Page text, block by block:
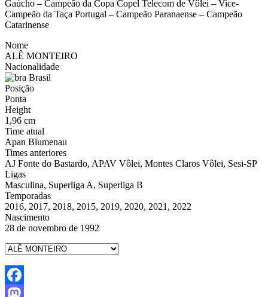
Gaúcho – Campeão da Copa Copel Telecom de Vôlei – Vice-
Campeão da Taça Portugal – Campeão Paranaense – Campeão
Catarinense
Nome
ALÊ MONTEIRO
Nacionalidade
Brasil
Posição
Ponta
Height
1,96 cm
Time atual
Apan Blumenau
Times anteriores
AJ Fonte do Bastardo, APAV Vôlei, Montes Claros Vôlei, Sesi-SP
Ligas
Masculina, Superliga A, Superliga B
Temporadas
2016, 2017, 2018, 2015, 2019, 2020, 2021, 2022
Nascimento
28 de novembro de 1992
Facebook